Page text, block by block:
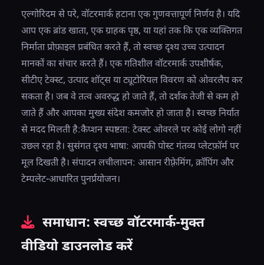
एल्गोरिदम से परे, वॉटरमार्क हटाना एक गुणवत्तापूर्ण निर्णय है। यदि
आप एक ब्रांड खाता, एक ग्राहक पृष्ठ, या यहां तक ​​कि एक व्यक्तिगत
निर्माता प्रोफ़ाइल प्रबंधित करते हैं, तो स्वच्छ दृश्य उच्च उत्पादन
मानकों का संचार करते हैं। एक गतिशील वॉटरमार्क उपशीर्षक,
सीटीए टेक्स्ट, उत्पाद शॉट्स या ट्यूटोरियल विवरण को ओवरलैप कर
सकता है। जब वे तत्व अवरुद्ध हो जाते हैं, तो दर्शक तेजी से कम हो
जाते हैं और आपका मुख्य संदेश कमजोर हो जाता है। स्वच्छ निर्यात
से मदद मिलती है:कैप्शन स्पष्टता: टेक्स्ट ओवरले पर कोई लोगो नहीं
उछल रहा है। सुसंगत दृश्य भाषा: आपकी पोस्ट गंतव्य प्लेटफ़ॉर्म पर
मूल दिखती है। संपादन लचीलापन: आसान रीफ़्रेमिंग, क्रॉपिंग और
टेम्पलेट-आधारित पुनर्प्रयोजन।
समाधान: स्वच्छ वॉटरमार्क-मुक्त
वीडियो डाउनलोड करें